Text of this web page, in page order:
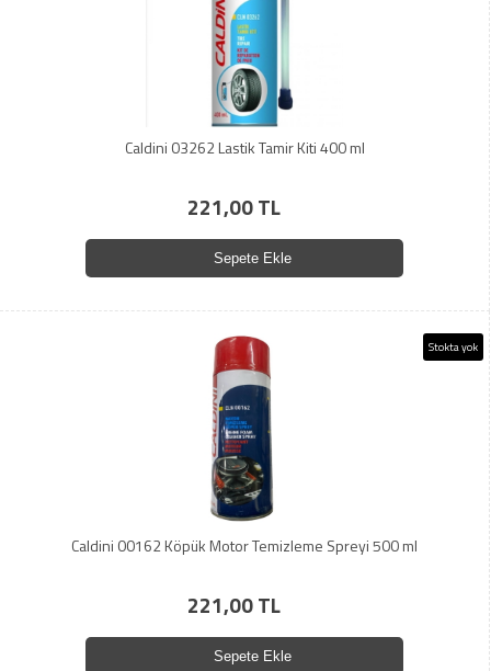
Caldini 03262 Lastik Tamir Kiti 400 ml
221,00 TL
Sepete Ekle
Stokta yok
Caldini 00162 Köpük Motor Temizleme Spreyi 500 ml
221,00 TL
Sepete Ekle